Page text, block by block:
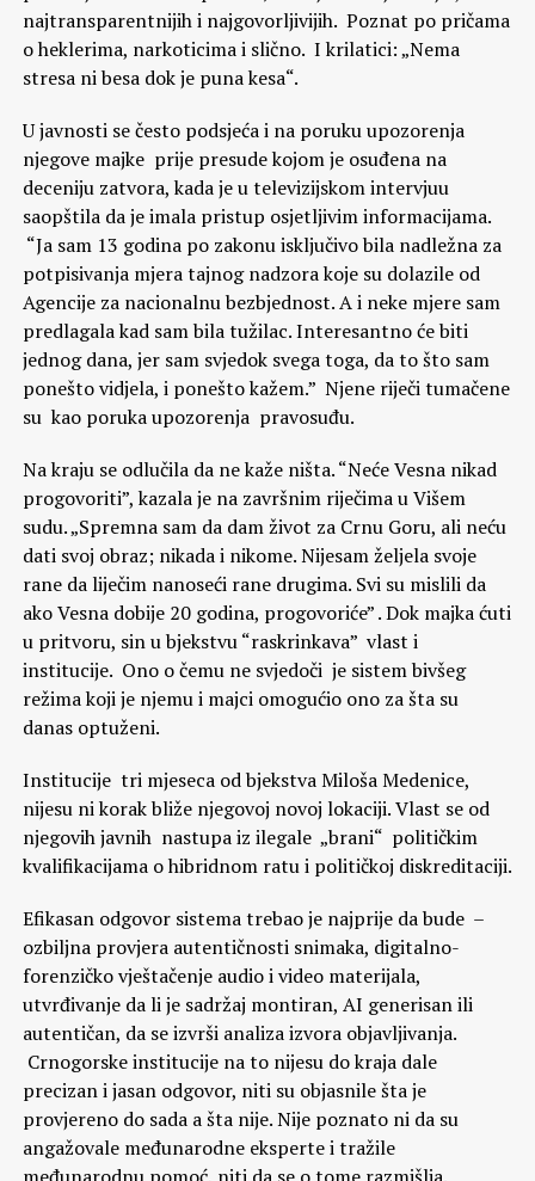
najtransparentnijih i najgovorljivijih. Poznat po pričama
o heklerima, narkoticima i slično. I krilatici: „Nema
stresa ni besa dok je puna kesa“.
U javnosti se često podsjeća i na poruku upozorenja
njegove majke prije presude kojom je osuđena na
deceniju zatvora, kada je u televizijskom intervjuu
saopštila da je imala pristup osjetljivim informacijama.
“Ja sam 13 godina po zakonu isključivo bila nadležna za
potpisivanja mjera tajnog nadzora koje su dolazile od
Agencije za nacionalnu bezbjednost. A i neke mjere sam
predlagala kad sam bila tužilac. Interesantno će biti
jednog dana, jer sam svjedok svega toga, da to što sam
ponešto vidjela, i ponešto kažem.” Njene riječi tumačene
su kao poruka upozorenja pravosuđu.
Na kraju se odlučila da ne kaže ništa. “Neće Vesna nikad
progovoriti”, kazala je na završnim riječima u Višem
sudu. „Spremna sam da dam život za Crnu Goru, ali neću
dati svoj obraz; nikada i nikome. Nijesam željela svoje
rane da liječim nanoseći rane drugima. Svi su mislili da
ako Vesna dobije 20 godina, progovoriće” . Dok majka ćuti
u pritvoru, sin u bjekstvu “raskrinkava” vlast i
institucije. Ono o čemu ne svjedoči je sistem bivšeg
režima koji je njemu i majci omogućio ono za šta su
danas optuženi.
Institucije tri mjeseca od bjekstva Miloša Medenice,
nijesu ni korak bliže njegovoj novoj lokaciji. Vlast se od
njegovih javnih nastupa iz ilegale „brani“ političkim
kvalifikacijama o hibridnom ratu i političkoj diskreditaciji.
Efikasan odgovor sistema trebao je najprije da bude –
ozbiljna provjera autentičnosti snimaka, digitalno-
forenzičko vještačenje audio i video materijala,
utvrđivanje da li je sadržaj montiran, AI generisan ili
autentičan, da se izvrši analiza izvora objavljivanja.
Crnogorske institucije na to nijesu do kraja dale
precizan i jasan odgovor, niti su objasnile šta je
provjereno do sada a šta nije. Nije poznato ni da su
angažovale međunarodne eksperte i tražile